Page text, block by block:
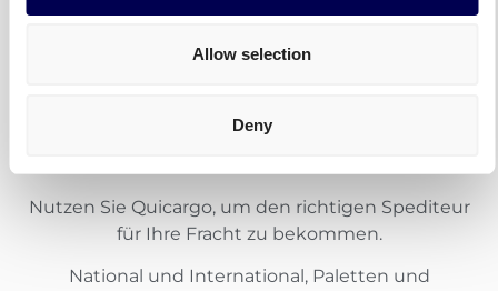
Allow selection
Deny
Kombinieren Sie die Stärken
Nutzen Sie Quicargo, um den richtigen Spediteur
für Ihre Fracht zu bekommen.
National und International, Paletten und